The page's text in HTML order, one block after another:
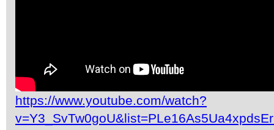
https://www.youtube.com/watch?